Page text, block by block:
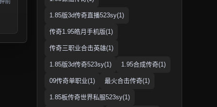
1.85版3d传奇直播523sy(1)
传奇1.95皓月手机版(1)
传奇三职业合击英雄(1)
1.85版3d传奇523sy(1) 1.95合成传奇(1)
09传奇单职业(1) 最火合击传奇(1)
1.85板传奇世界私服523sy(1)